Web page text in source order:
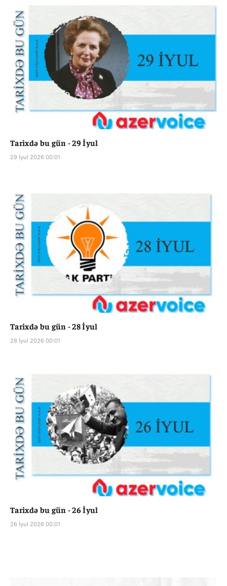
Tarixdə bu gün - 29 İyul
29 İyul 2026 00:01
Tarixdə bu gün - 28 İyul
28 İyul 2026 00:01
Tarixdə bu gün - 26 İyul
26 İyul 2026 00:01